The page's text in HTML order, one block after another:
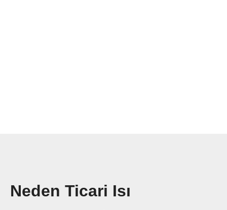
Neden Ticari Isı